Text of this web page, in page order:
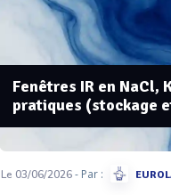
Fenêtres IR en NaCl,
pratiques (stockage
Le 03/06/2026- Par :